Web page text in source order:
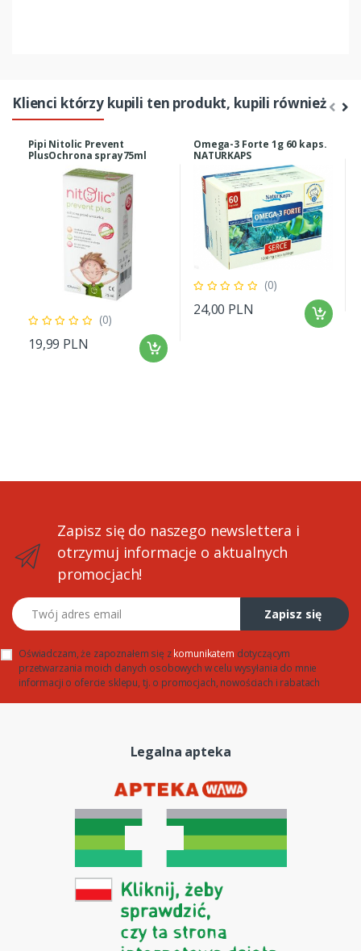
Klienci którzy kupili ten produkt, kupili również
Pipi Nitolic Prevent
PlusOchrona spray75ml
(0)
19,99 PLN
Omega-3 Forte 1g 60 kaps.
NATURKAPS
(0)
24,00 PLN
Zapisz się do naszego newslettera i
otrzymuj informacje o aktualnych
promocjach!
Twój adres email
Zapisz się
Oświadczam, że zapoznałem się zkomunikatem dotyczącym
przetwarzania moich danych osobowych w celu wysyłania do mnie
informacji o ofercie sklepu, tj. o promocjach, nowościach i rabatach
Legalna apteka